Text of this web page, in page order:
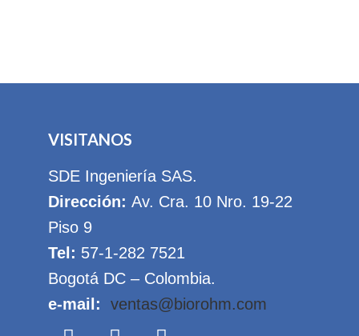
VISITANOS
SDE Ingeniería SAS.
Dirección: Av. Cra. 10 Nro. 19-22
Piso 9
Tel: 57-1-282 7521
Bogotá DC – Colombia.
e-mail: ventas@biorohm.com